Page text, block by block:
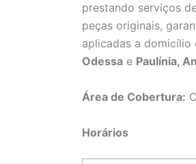
prestando serviços
peças originais,
aplicadas a domicílio
Odessa e Paulínia,
Área de Cobertura:
Horários